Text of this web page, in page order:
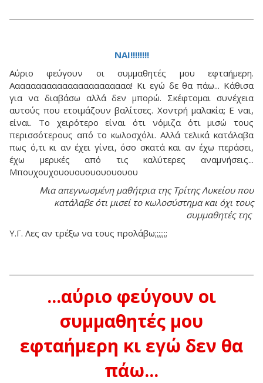
ΝΑΙ!!!!!!!!
Αύριο φεύγουν οι συμμαθητές μου εφταήμερη.
Ααααααααααααααααααααααα! Κι εγώ δε θα πάω... Κάθισα
για να διαβάσω αλλά δεν μπορώ. Σκέφτομαι συνέχεια
αυτούς που ετοιμάζουν βαλίτσες. Χοντρή μαλακία; Ε ναι,
είναι. Το χειρότερο είναι ότι νόμιζα ότι μισώ τους
περισσότερους από το κωλοσχόλι. Αλλά τελικά κατάλαβα
πως ό,τι κι αν έχει γίνει, όσο σκατά και αν έχω περάσει,
έχω μερικές από τις καλύτερες αναμνήσεις...
Μπουχουχουουουουουουουου
Μια απεγνωσμένη μαθήτρια της Τρίτης Λυκείου που
κατάλαβε ότι μισεί το κωλοσύστημα και όχι τους
συμμαθητές της
Υ.Γ. Λες αν τρέξω να τους προλάβω;;;;;;;
...αύριο φεύγουν οι
συμμαθητές μου
εφταήμερη κι εγώ δεν θα
πάω...